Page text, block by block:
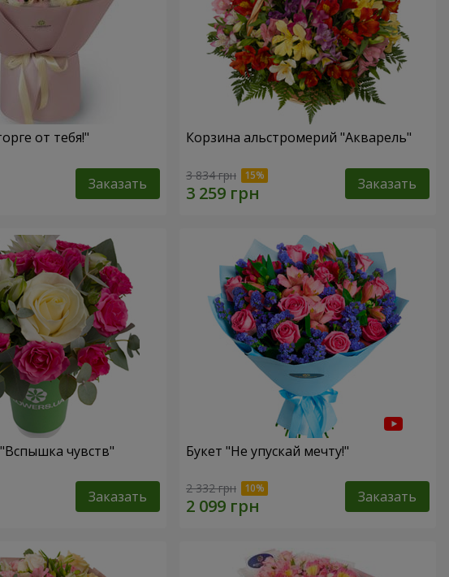
от тебя!"
Заказать
Корзина альстромерий "Акварель"
3 834 грн Заказать
чувств"
Заказать
Букет "Не упускай мечту!"
2 332 грн Заказать